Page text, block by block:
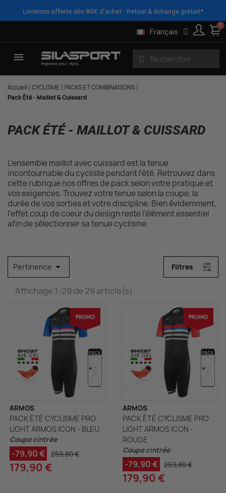
Livraison offerte dès 80€ d’achat - Retour & échange gratuit*
Français
Accueil CYCLISME
PACKS ET COMBINAISONS
Pack Été - Maillot & Cuissard
FILTRES X
PACK ÉTÉ - MAILLOT & CUISSARD
L'ensemble maillot avec cuissard est la tenue
incontournable du cycliste pendant l'été. Retrouvez dans
cette rubrique nos offres de pack selon votre pratique et
vos exigences. Trouvez votre tenue selon la coupe, la
durée de vos sorties et votre discipline. Bien évidemment,
l'effet coup de coeur du design reste l'élément essentiel
afin de sélectionner sa tenue cyclisme.
Pertinence  Filtres
Affichage 1-29 de 29 article(s)
ARMOS
PACK ÉTÉ CYCLISME PRO
LIGHT ARMOS ICON - BLEU
Coupe cintrée
-79,90 € 259,80 €
179,90 €
ARMOS
PACK ÉTÉ CYCLISME PRO
LIGHT ARMOS ICON -
ROUGE
Coupe cintrée
-79,90 € 259,80 €
179,90 €